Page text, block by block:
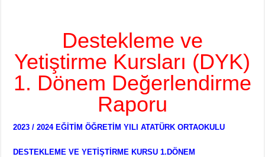
Destekleme ve
Yetiştirme Kursları (DYK)
1. Dönem Değerlendirme
Raporu
2023 / 2024 EĞİTİM ÖĞRETİM YILI ATATÜRK ORTAOKULU
DESTEKLEME VE YETİŞTİRME KURSU 1.DÖNEM